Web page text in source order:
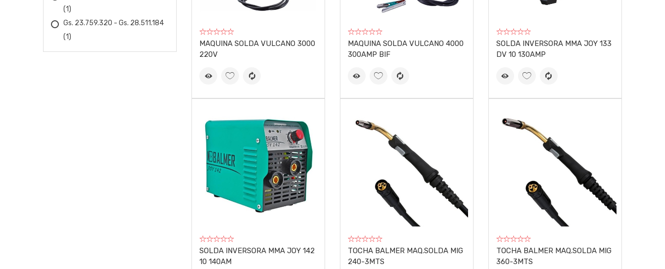
(1)
Gs. 23.759.320 - Gs. 28.511.184
(1)
MAQUINA SOLDA VULCANO 3000
220V
MAQUINA SOLDA VULCANO 4000
300AMP BIF
SOLDA INVERSORA MMA JOY 133
DV 10 130AMP
SOLDA INVERSORA MMA JOY 142
10 140AM
TOCHA BALMER MAQ.SOLDA MIG
240-3MTS
TOCHA BALMER MAQ.SOLDA MIG
360-3MTS